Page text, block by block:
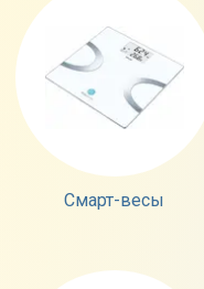
Смарт-весы